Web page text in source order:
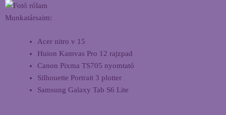
Munkatársaim:
Acer nitro v 15
Huion Kamvas Pro 12 rajzpad
Canon Pixma TS705 nyomtató
Silhouette Portrait 3 plotter
Samsung Galaxy Tab S6 Lite